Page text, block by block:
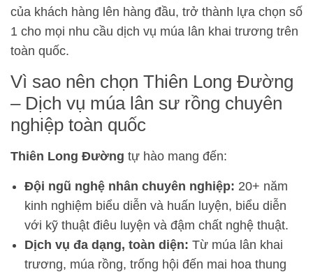
của khách hàng lên hàng đầu, trở thành lựa chọn số
1 cho mọi nhu cầu dịch vụ múa lân khai trương trên
toàn quốc.
Vì sao nên chọn Thiên Long Đường
– Dịch vụ múa lân sư rồng chuyên
nghiệp toàn quốc
Thiên Long Đường tự hào mang đến:
Đội ngũ nghệ nhân chuyên nghiệp: 20+ năm
kinh nghiệm biểu diễn và huấn luyện, biểu diễn
với kỹ thuật điêu luyện và đậm chất nghệ thuật.
Dịch vụ đa dạng, toàn diện: Từ múa lân khai
trương, múa rồng, trống hội đến mai hoa thung